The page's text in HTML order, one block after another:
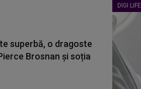
superbă, o dragoste
Brosnan și soția
DIGI LIFE